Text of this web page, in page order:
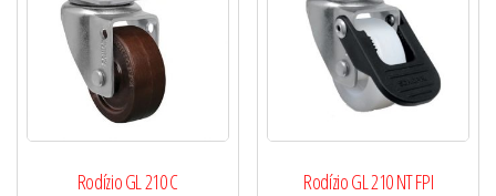
Rodízio GL 210 C Rodízio GL 210 NT FPI